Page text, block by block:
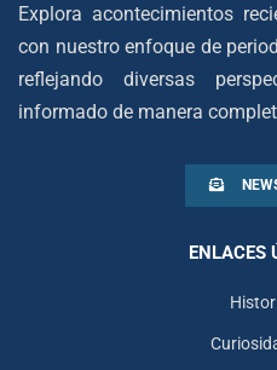
Explora acontecimientos
con nuestro enfoque de
reflejando diversas
informado de manera
ENLACES